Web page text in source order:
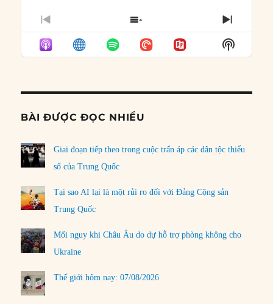
PREVIOUS
EPISODE
SHOW
EPISODES
LIST
NEXT
Show
Podcast
BÀI ĐƯỢC ĐỌC NHIỀU
Giai đoạn tiếp theo trong cuộc trấn áp các dân tộc thiểu
số của Trung Quốc
Tại sao AI lại là một rủi ro đối với Đảng Cộng sản
Trung Quốc
Mối nguy khi Châu Âu do dự hỗ trợ phòng không cho
Ukraine
Thế giới hôm nay: 07/08/2026